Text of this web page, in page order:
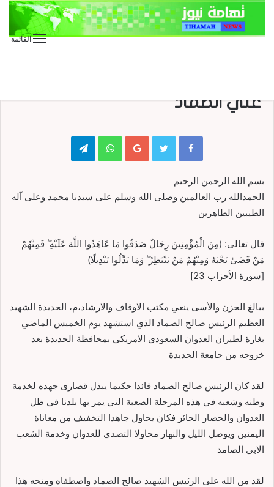
القائمة
علي الصماد
Google+
WhatsApp
Telegram
بسم الله الرحمن الرحيم
الحمدالله رب العالمين وصلى الله وسلم على سيدنا محمد وعلى آله
الطيبين الطاهرين
قال تعالى: (مِنَ الْمُؤْمِنِينَ رِجَالٌ صَدَقُوا مَا عَاهَدُوا اللَّهَ عَلَيْهِ ۖ فَمِنْهُمْ
مَنْ قَضَىٰ نَحْبَهُ وَمِنْهُمْ مَنْ يَنْتَظِرُ ۖ وَمَا بَدَّلُوا تَبْدِيلًا)
[سورة اﻷحزاب 23]
ببالغ الحزن والأسى ينعي مكتب الاوقاف والارشاد،م، الحديدة الشهيد
العظيم الرئيس صالح الصماد الذي استشهد يوم الخميس الماضي
بغارة لطيران العدوان السعودي الامريكي بمحافظة الحديدة بعد
خروجه من جامعة الحديدة
لقد كان الرئيس صالح الصماد قائدا حكيما يبذل قصارى جهده لخدمة
وطنه وشعبه في هذه المرحلة الصعبة التي يمر بها بلدنا في ظل
العدوان والحصار الجائر فكان يحاول جاهدا التخفيف من معاناة
اليمنين ويوصل الليل والنهار محاولا التصدي للعدوان وخدمة الشعب
الابي الصامد
لقد من الله على الرئيس الشهيد صالح الصماد واصطفاه ومنحه هذا